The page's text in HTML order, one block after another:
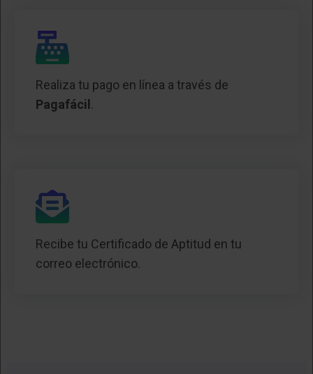
Realiza tu pago en línea a través de
Pagafácil.
Recibe tu Certificado de Aptitud en tu
correo electrónico.